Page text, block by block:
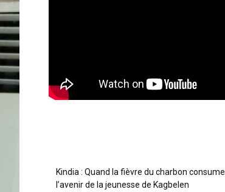
Kindia : Quand la fièvre du charbon consume
l’avenir de la jeunesse de Kagbelen